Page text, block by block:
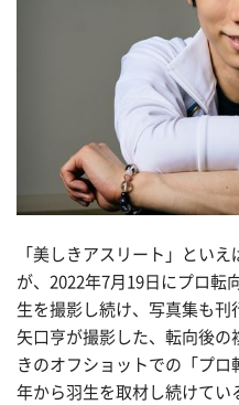
「美しきアスリート」とい
が、2022年7月19日にプロ転
生を撮影し続け、写真集も刊
矢口亨が撮影した、転向後の
きのオフショットでの「プ
年から羽生を取材し続けてい